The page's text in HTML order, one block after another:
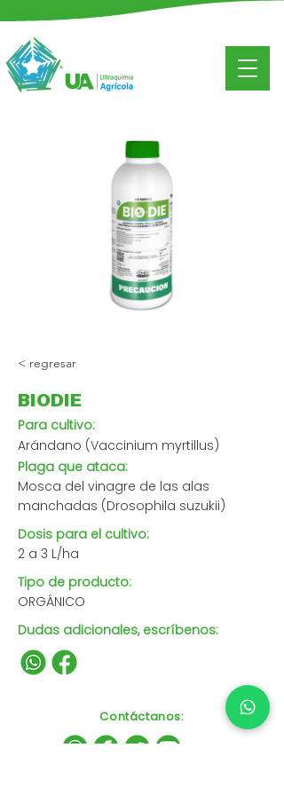
< regresar
BIODIE
Para cultivo:
Arándano (Vaccinium myrtillus)
Plaga que ataca:
Mosca del vinagre de las alas
manchadas (Drosophila suzukii)
Dosis para el cultivo:
2 a 3 L/ha
Tipo de producto:
ORGÁNICO
Dudas adicionales, escríbenos:
Contáctanos: